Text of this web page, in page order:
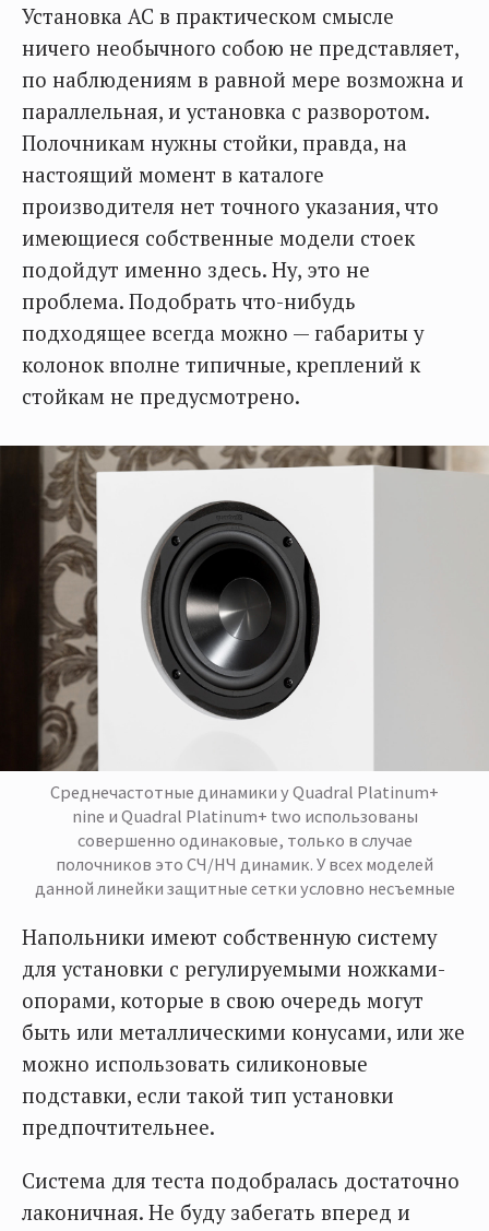
Установка АС в практическом смысле
ничего необычного собою не представляет,
по наблюдениям в равной мере возможна и
параллельная, и установка с разворотом.
Полочникам нужны стойки, правда, на
настоящий момент в каталоге
производителя нет точного указания, что
имеющиеся собственные модели стоек
подойдут именно здесь. Ну, это не
проблема. Подобрать что-нибудь
подходящее всегда можно — габариты у
колонок вполне типичные, креплений к
стойкам не предусмотрено.
Среднечастотные динамики у Quadral Platinum+
nine и Quadral Platinum+ two использованы
совершенно одинаковые, только в случае
полочников это СЧ/НЧ динамик. У всех моделей
данной линейки защитные сетки условно несъемные
Напольники имеют собственную систему
для установки с регулируемыми ножками-
опорами, которые в свою очередь могут
быть или металлическими конусами, или же
можно использовать силиконовые
подставки, если такой тип установки
предпочтительнее.
Система для теста подобралась достаточно
лаконичная. Не буду забегать вперед и